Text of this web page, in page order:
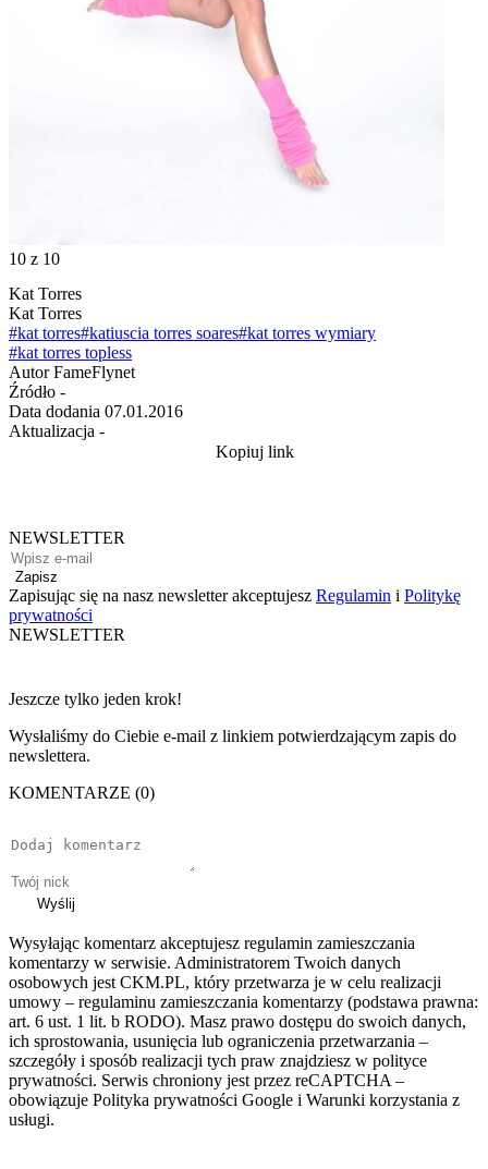
10 z 10
Kat Torres
Kat Torres
#kat torres#katiuscia torres soares#kat torres wymiary
#kat torres topless
Autor FameFlynet
Źródło -
Data dodania 07.01.2016
Aktualizacja -
Kopiuj link
NEWSLETTER
Zapisz
Zapisując się na nasz newsletter akceptujesz Regulamin i Politykę
prywatności
NEWSLETTER
Jeszcze tylko jeden krok!
Wysłaliśmy do Ciebie e-mail z linkiem potwierdzającym zapis do
newslettera.
KOMENTARZE (0)
Wyślij
Wysyłając komentarz akceptujesz regulamin zamieszczania
komentarzy w serwisie. Administratorem Twoich danych
osobowych jest CKM.PL, który przetwarza je w celu realizacji
umowy – regulaminu zamieszczania komentarzy (podstawa prawna:
art. 6 ust. 1 lit. b RODO). Masz prawo dostępu do swoich danych,
ich sprostowania, usunięcia lub ograniczenia przetwarzania –
szczegóły i sposób realizacji tych praw znajdziesz w polityce
prywatności. Serwis chroniony jest przez reCAPTCHA –
obowiązuje Polityka prywatności Google i Warunki korzystania z
usługi.